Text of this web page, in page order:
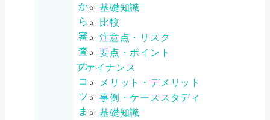
か
ら
審
査
の
コ
ツ
ま
基礎知識
比較
注意点・リスク
要点・ポイント
ファイナンス
メリット・デメリット
事例・ケーススタディ
基礎知識